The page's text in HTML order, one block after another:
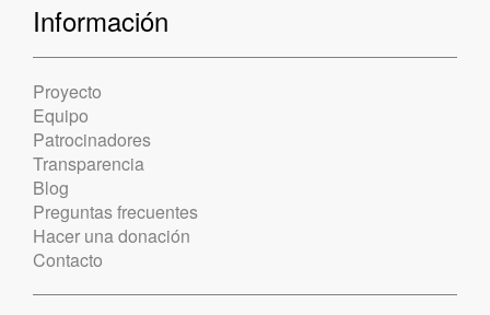
Información
Proyecto
Equipo
Patrocinadores
Transparencia
Blog
Preguntas frecuentes
Hacer una donación
Contacto